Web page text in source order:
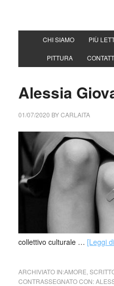
CHI SIAMO PIÙ
PITTURA
Alessia
01/07/2020 BYCARLAITA
collettivo culturale … [Leggi
ARCHIVIATO IN:AMORE
CONTRASSEGNATO CON: